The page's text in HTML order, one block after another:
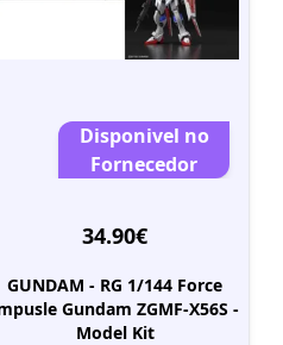
Disponivel no
Fornecedor
34.90€
GUNDAM - RG 1/144 Force
Gundam ZGMF-X56S -
Model Kit